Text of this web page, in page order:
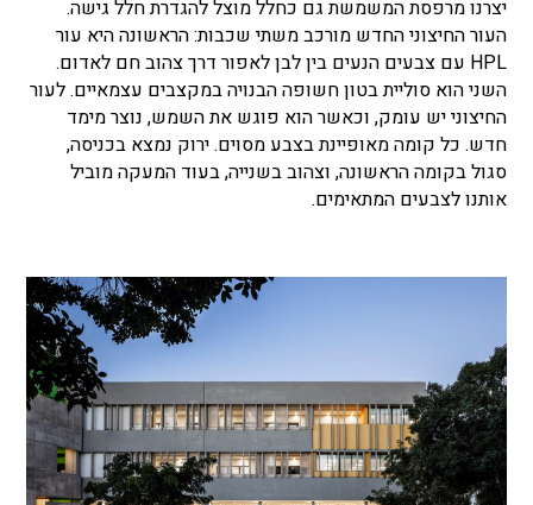
יצרנו מרפסת המשמשת גם כחלל מוצל להגדרת חלל גישה.
העור החיצוני החדש מורכב משתי שכבות: הראשונה היא עור
HPL עם צבעים הנעים בין לבן לאפור דרך צהוב חם לאדום.
השני הוא סוליית בטון חשופה הבנויה במקצבים עצמאיים. לעור
החיצוני יש עומק, וכאשר הוא פוגש את השמש, נוצר מימד
חדש. כל קומה מאופיינת בצבע מסוים. ירוק נמצא בכניסה,
סגול בקומה הראשונה, וצהוב בשנייה, בעוד המעקה מוביל
אותנו לצבעים המתאימים.